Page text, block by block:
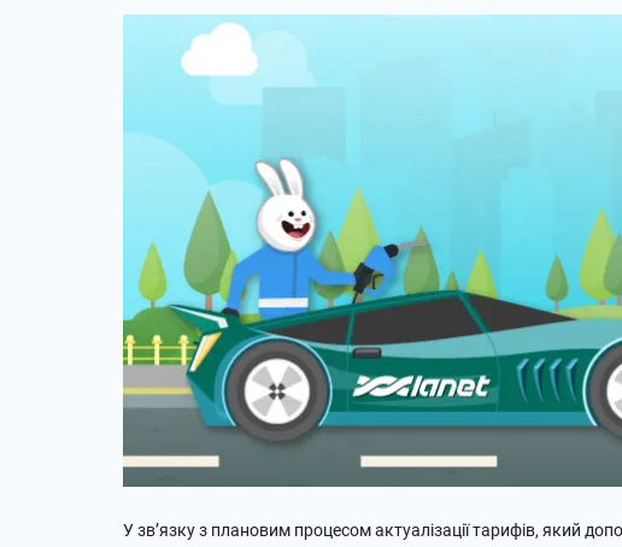
У зв’язку з плановим процесом актуалізації тарифів, який